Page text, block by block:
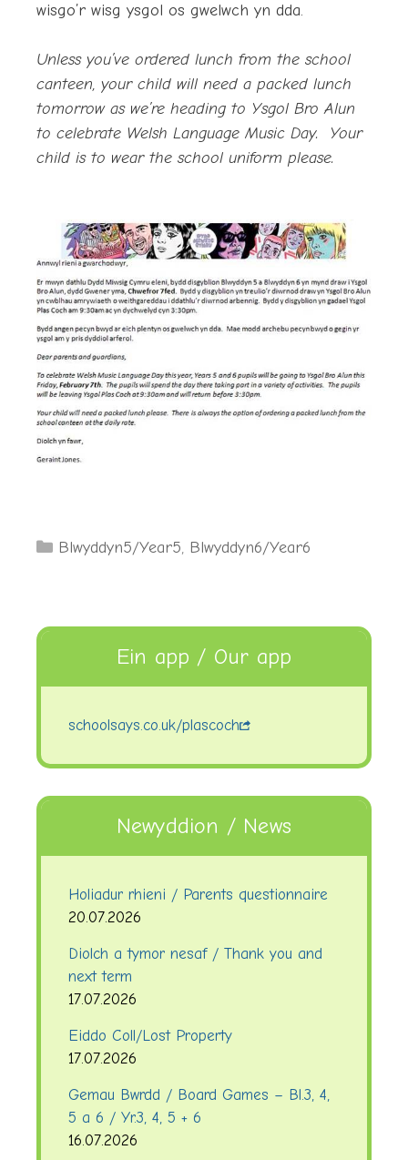
wisgo’r wisg ysgol os gwelwch yn dda.
Unless you’ve ordered lunch from the school
canteen, your child will need a packed lunch
tomorrow as we’re heading to Ysgol Bro Alun
to celebrate Welsh Language Music Day. Your
child is to wear the school uniform please.
Categories
Blwyddyn5/Year5, Blwyddyn6/Year6
Ein app / Our app
schoolsays.co.uk/plascoch
Newyddion / News
Holiadur rhieni / Parents questionnaire
20.07.2026
Diolch a tymor nesaf / Thank you and
next term
17.07.2026
Eiddo Coll/Lost Property
17.07.2026
Gemau Bwrdd / Board Games – Bl.3, 4,
5 a 6 / Yr.3, 4, 5 + 6
16.07.2026